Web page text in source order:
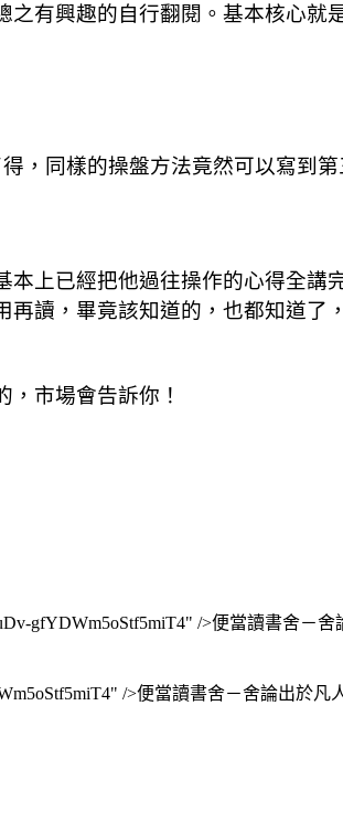
有興趣的自行翻閱。基本核心就
，同樣的操盤方法竟然可以寫到
上已經把他過往操作的心得全
讀，畢竟該知道的，也都知道了
市場會告訴你！
/>便當讀書舍－舍論出於凡